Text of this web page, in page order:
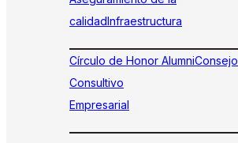
calidadInfraestructura
Círculo de Honor AlumniConsejo
Consultivo
Empresarial